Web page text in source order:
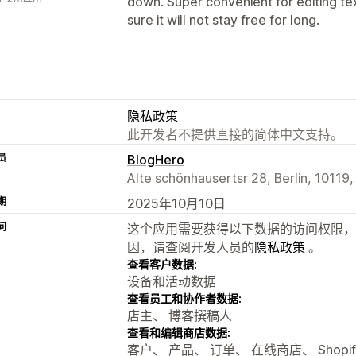
sure it will not stay free for long.
隐私政策
此开发者不提供直接的简体中文支持。
BlogHero
Alte schönhausertsr 28, Berlin, 10119,
2025年10月10日
这个应用需要获得以下数据的访问权限
因，请查阅开发人员的隐私政策 。
查看客户数据:
设备和活动数据
查看员工和协作者数据:
店主、 博客撰稿人
查看和编辑商店数据:
客户、 产品、 订单、 在线商店、